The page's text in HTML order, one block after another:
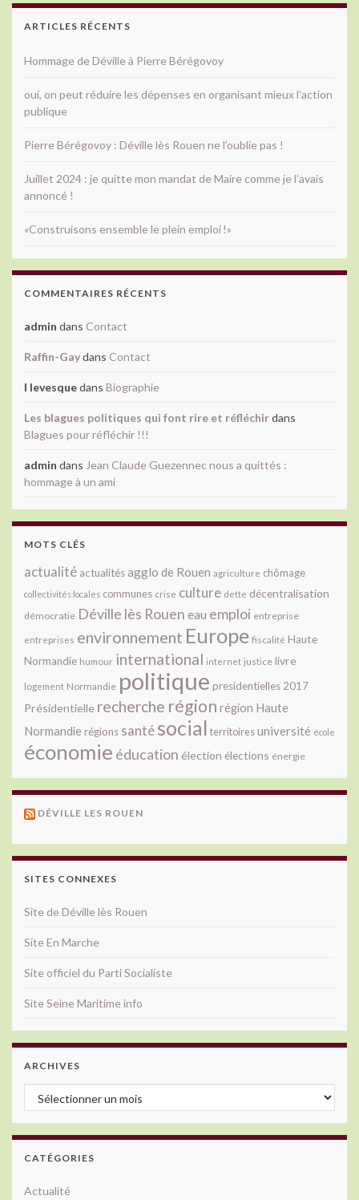
ARTICLES RÉCENTS
Hommage de Déville à Pierre Bérégovoy
oui, on peut réduire les dépenses en organisant mieux l’action
publique
Pierre Bérégovoy : Déville lès Rouen ne l’oublie pas !
Juillet 2024 : je quitte mon mandat de Maire comme je l’avais
annoncé !
«Construisons ensemble le plein emploi !»
COMMENTAIRES RÉCENTS
admin dans Contact
Raffin-Gaydans Contact
l levesquedans Biographie
Les blagues politiques qui font rire et réfléchirdans
Blagues pour réfléchir !!!
admin dans Jean Claude Guezennec nous a quittés :
hommage à un ami
MOTS CLÉS
actualité actualitésagglo de Rouen agriculture chômage
collectivités locales communes crise culture dette décentralisation
démocratie Déville lès Rouen eau emploi entreprise
entreprises environnement Europe fiscalité Haute
Normandie humour international internet justice livre
logement Normandie politique presidentielles 2017
Présidentielle recherche région région Haute
Normandie régions santésocial territoiresuniversité école
économie éducation élection élections énergie
DÉVILLE LES ROUEN
SITES CONNEXES
Site de Déville lès Rouen
Site En Marche
Site officiel du Parti Socialiste
Site Seine Maritime info
ARCHIVES
Archives
CATÉGORIES
Actualité